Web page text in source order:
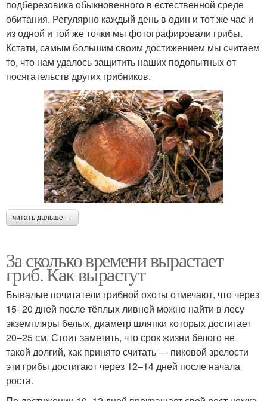
подберезовика обыкновенного в естественной среде
обитания. Ре­гулярно каждый день в один и тот же час и
из одной и той же точки мы фотографировали грибы.
Кстати, самым большим своим достиже­нием мы считаем
то, что нам удалось защитить наших подопытных от
посягательств других грибников.
читать дальше →
За сколько времени вырастает
гриб. Как вырастут
Бывалые почитатели грибной охоты отмечают, что через
15–20 дней после тёплых ливней можно найти в лесу
экземпляры белых, диаметр шляпки которых достигает
20–25 см. Стоит заметить, что срок жизни белого не
такой долгий, как принято считать — пиковой зрелости
эти грибы достигают через 12–14 дней после начала
роста.